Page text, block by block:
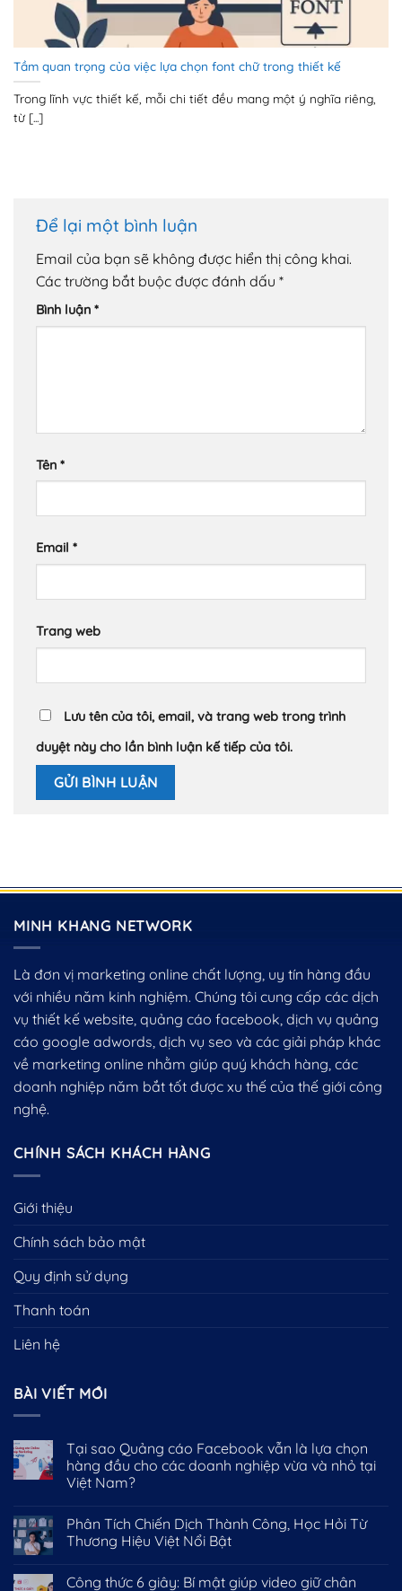
Tầm quan trọng của việc lựa chọn font chữ trong thiết kế
Trong lĩnh vực thiết kế, mỗi chi tiết đều mang một ý nghĩa riêng,
từ [...]
Để lại một bình luận
Email của bạn sẽ không được hiển thị công khai.
Các trường bắt buộc được đánh dấu *
Bình luận *
Tên *
Email *
Trang web
Lưu tên của tôi, email, và trang web trong trình
duyệt này cho lần bình luận kế tiếp của tôi.
MINH KHANG NETWORK
Là đơn vị marketing online chất lượng, uy tín hàng đầu
với nhiều năm kinh nghiệm. Chúng tôi cung cấp các dịch
vụ thiết kế website, quảng cáo facebook, dịch vụ quảng
cáo google adwords, dịch vụ seo và các giải pháp khác
về marketing online nhằm giúp quý khách hàng, các
doanh nghiệp năm bắt tốt được xu thế của thế giới công
nghệ.
CHÍNH SÁCH KHÁCH HÀNG
Giới thiệu
Chính sách bảo mật
Quy định sử dụng
Thanh toán
Liên hệ
BÀI VIẾT MỚI
Tại sao Quảng cáo Facebook vẫn là lựa chọn
hàng đầu cho các doanh nghiệp vừa và nhỏ tại
Việt Nam?
Phân Tích Chiến Dịch Thành Công, Học Hỏi Từ
Thương Hiệu Việt Nổi Bật
Công thức 6 giây: Bí mật giúp video giữ chân